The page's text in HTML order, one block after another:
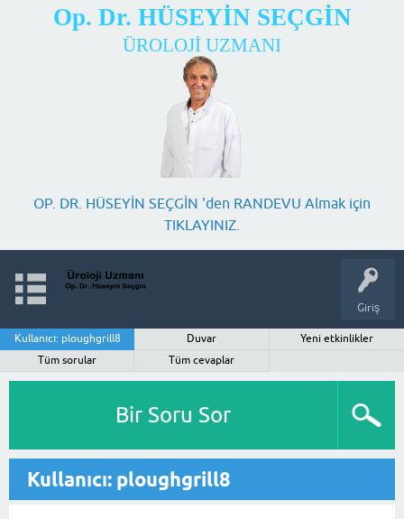
Op. Dr. HÜSEYİN SEÇGİN
ÜROLOJİ UZMANI
OP. DR. HÜSEYİN SEÇGİN 'den RANDEVU Almak için
TIKLAYINIZ.
Giriş
Kullanıcı: ploughgrill8 Duvar
Yeni etkinlikler
Tüm sorular
Tüm cevaplar
Bir Soru Sor
Kullanıcı: ploughgrill8